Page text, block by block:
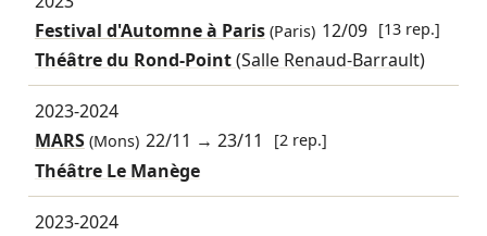
Festival d'Automne à Paris(Paris) 12/09 [13 rep.]
Théâtre du Rond-Point(Salle Renaud-Barrault)
2023-2024
MARS(Mons) 22/11 →23/11 [2 rep.]
Théâtre Le Manège
2023-2024